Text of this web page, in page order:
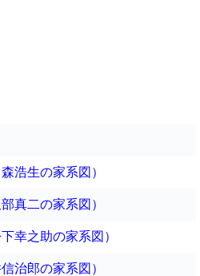
浩生の家系図）
真二の家系図）
幸之助の家系図）
治郎の家系図）